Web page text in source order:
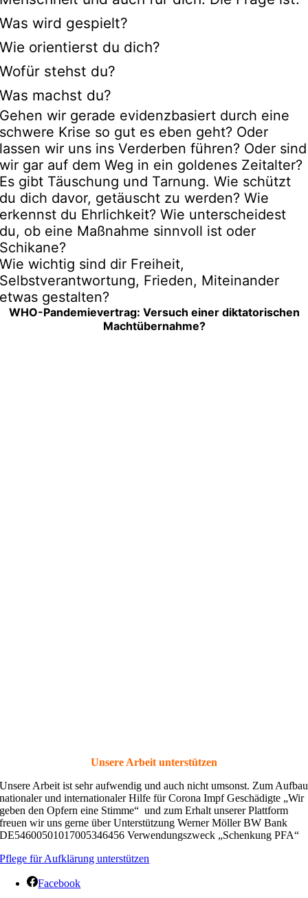
Was wird gespielt?
Wie orientierst du dich?
Wofür stehst du?
Was machst du?
Gehen wir gerade evidenzbasiert durch eine
schwere Krise so gut es eben geht? Oder
lassen wir uns ins Verderben führen? Oder sind
wir gar auf dem Weg in ein goldenes Zeitalter?
Es gibt Täuschung und Tarnung. Wie schützt
du dich davor, getäuscht zu werden? Wie
erkennst du Ehrlichkeit? Wie unterscheidest
du, ob eine Maßnahme sinnvoll ist oder
Schikane?
Wie wichtig sind dir Freiheit,
Selbstverantwortung, Frieden, Miteinander
etwas gestalten?
WHO-Pandemievertrag: Versuch einer diktatorischen
Machtübernahme?
Unsere Arbeit unterstützen
Unsere Arbeit ist sehr aufwendig und auch nicht umsonst. Zum Aufbau
nationaler und internationaler Hilfe für Corona Impf Geschädigte „Wir
geben den Opfern eine Stimme“ und zum Erhalt unserer Plattform
freuen wir uns gerne über Unterstützung Werner Möller BW Bank
DE54600501017005346456 Verwendungszweck „Schenkung PFA“
Pflege für Aufklärung unterstützen
Facebook